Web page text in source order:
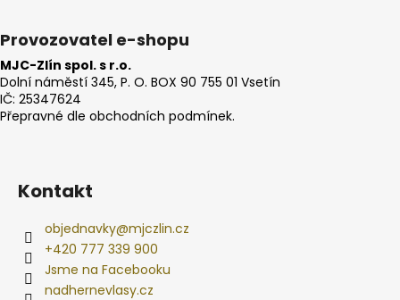
Provozovatel e-shopu
MJC-Zlín spol. s r.o.
Dolní náměstí 345, P. O. BOX 90 755 01 Vsetín
IČ: 25347624
Přepravné dle obchodních podmínek.
Kontakt
objednavky@mjczlin.cz
+420 777 339 900
Jsme na Facebooku
nadhernevlasy.cz